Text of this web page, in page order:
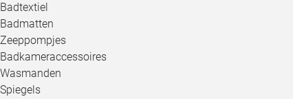
Badtextiel
Badmatten
Zeeppompjes
Badkameraccessoires
Wasmanden
Spiegels